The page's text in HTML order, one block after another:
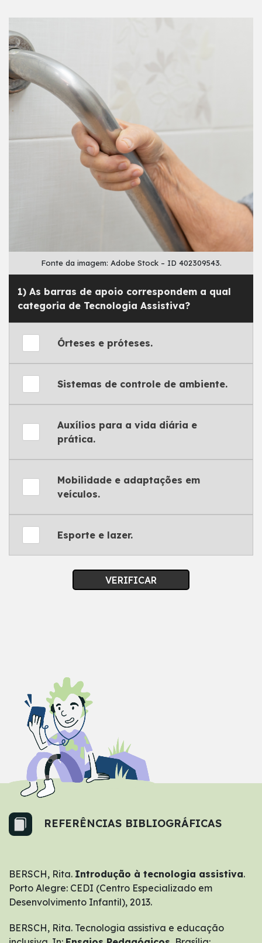
1) As barras de apoio correspondem a qual
categoria de Tecnologia Assistiva?
Órteses e próteses.
Sistemas de controle de ambiente.
Auxílios para a vida diária e
prática.
Mobilidade e adaptações em
veículos.
Esporte e lazer.
VERIFICAR
Fonte da imagem: Adobe Stock – ID 402309543.
REFERÊNCIAS BIBLIOGRÁFICAS
BERSCH, Rita. Introdução à tecnologia assistiva.
Porto Alegre: CEDI (Centro Especializado em
Desenvolvimento Infantil), 2013.
BERSCH, Rita. Tecnologia assistiva e educação